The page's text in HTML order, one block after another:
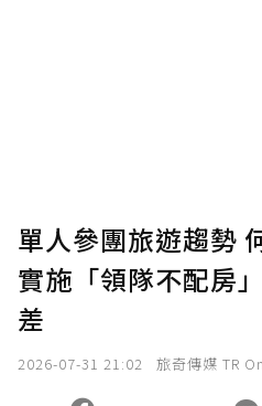
單人參團旅遊趨勢
實施「領隊不配房
差
2026-07-31 21:02 旅奇傳媒 TR